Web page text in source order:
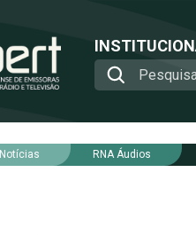
Notícias RNA Áudios